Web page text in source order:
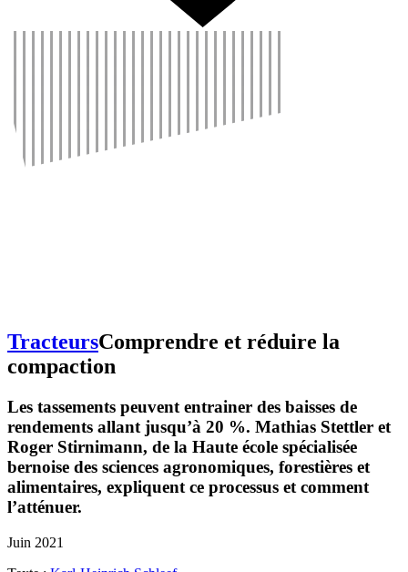
TracteursComprendre et réduire la
compac­tion
Les tasse­ments peuvent entrainer des baisses de
rende­ments allant jusqu’à 20 %. Mathias Stet­tler et
Roger Stir­ni­mann, de la Haute école spécia­lisée
bernoise des sciences agro­no­miques, fores­tières et
alimen­taires, expliquent ce processus et comment
l’atténuer.
Juin 2021